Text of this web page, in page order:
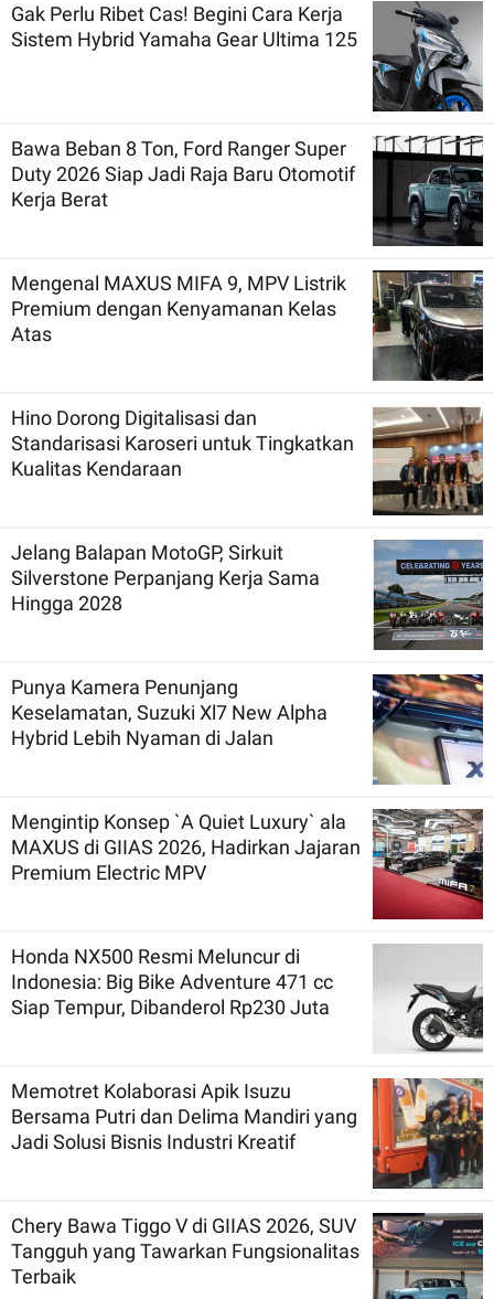
Gak Perlu Ribet Cas! Begini Cara Kerja
Sistem Hybrid Yamaha Gear Ultima 125
Bawa Beban 8 Ton, Ford Ranger Super
Duty 2026 Siap Jadi Raja Baru Otomotif
Kerja Berat
Mengenal MAXUS MIFA 9, MPV Listrik
Premium dengan Kenyamanan Kelas
Atas
Hino Dorong Digitalisasi dan
Standarisasi Karoseri untuk Tingkatkan
Kualitas Kendaraan
Jelang Balapan MotoGP, Sirkuit
Silverstone Perpanjang Kerja Sama
Hingga 2028
Punya Kamera Penunjang
Keselamatan, Suzuki Xl7 New Alpha
Hybrid Lebih Nyaman di Jalan
Mengintip Konsep `A Quiet Luxury` ala
MAXUS di GIIAS 2026, Hadirkan Jajaran
Premium Electric MPV
Honda NX500 Resmi Meluncur di
Indonesia: Big Bike Adventure 471 cc
Siap Tempur, Dibanderol Rp230 Juta
Memotret Kolaborasi Apik Isuzu
Bersama Putri dan Delima Mandiri yang
Jadi Solusi Bisnis Industri Kreatif
Chery Bawa Tiggo V di GIIAS 2026, SUV
Tangguh yang Tawarkan Fungsionalitas
Terbaik